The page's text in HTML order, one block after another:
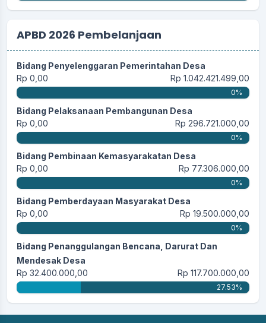
APBD 2026 Pembelanjaan
Bidang Penyelenggaran Pemerintahan Desa
Rp 0,00
Rp 1.042.421.499,00
0%
Bidang Pelaksanaan Pembangunan Desa
Rp 0,00
Rp 296.721.000,00
0%
Bidang Pembinaan Kemasyarakatan Desa
Rp 0,00
Rp 77.306.000,00
0%
Bidang Pemberdayaan Masyarakat Desa
Rp 0,00
Rp 19.500.000,00
0%
Bidang Penanggulangan Bencana, Darurat Dan
Mendesak Desa
Rp 32.400.000,00
Rp 117.700.000,00
27.53%